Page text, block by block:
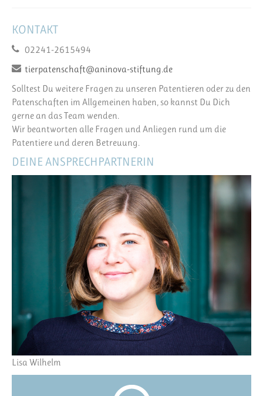
KONTAKT
02241-2615494
tierpatenschaft@aninova-stiftung.de
Solltest Du weitere Fragen zu unseren Patentieren oder zu den
Patenschaften im Allgemeinen haben, so kannst Du Dich
gerne an das Team wenden.
Wir beantworten alle Fragen und Anliegen rund um die
Patentiere und deren Betreuung.
DEINE ANSPRECHPARTNERIN
Lisa Wilhelm